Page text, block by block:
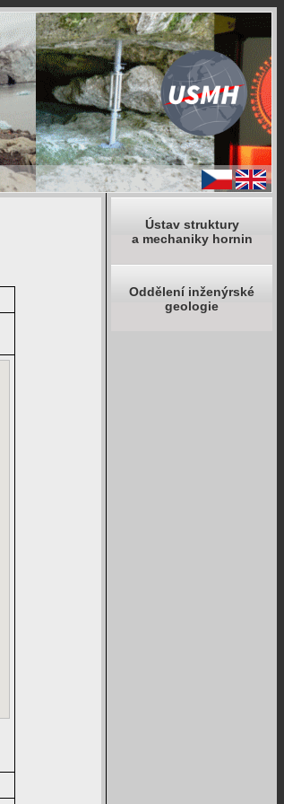
Ústav struktury
a mechaniky hornin
Oddělení inženýrské
geologie